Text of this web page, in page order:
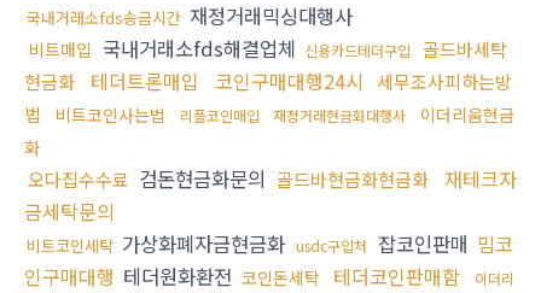
국내거래소fds송금시간 재정거래믹싱대행사
비트매입 국내거래소fds해결업체 신용카드테더구입
골드바세탁
현금화
테더트론매입 코인구매대행24시
세무조사피하는방
법
비트코인사는법 리플코인매입 재정거래현금화대행사
이더리움현금
화
오다집수수료 검돈현금화문의 골드바현금화현금화
재테크자
금세탁문의
비트코인세탁 가상화폐자금현금화 usdc구입처 잡코인판매 밈코
인구매대행 테더원화환전 코인돈세탁 테더코인판매함
이더리